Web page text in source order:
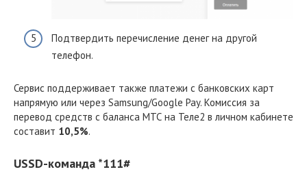
Подтвердить перечисление денег на другой
телефон.
Сервис поддерживает также платежи с банковских карт
напрямую или через Samsung/Google Pay. Комиссия за
перевод средств с баланса МТС на Теле2 в личном кабинете
составит 10,5%.
USSD-команда *111#